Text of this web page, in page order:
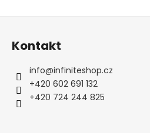
Z
Kontakt
info@infiniteshop.cz
+420 602 691 132
+420 724 244 825